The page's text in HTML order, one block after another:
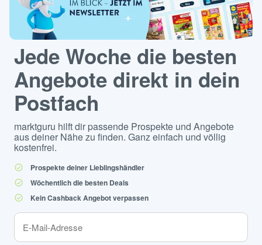
Jede Woche die besten
Angebote direkt in dein
Postfach
marktguru hilft dir passende Prospekte und Angebote
aus deiner Nähe zu finden. Ganz einfach und völlig
kostenfrei.
Prospekte deiner Lieblingshändler
Wöchentlich die besten Deals
Kein Cashback Angebot verpassen